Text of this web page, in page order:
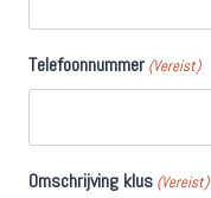
Telefoonnummer (Vereist)
Omschrijving klus (Vereist)